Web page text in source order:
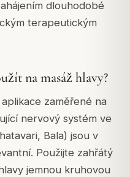
dlouhodobé
terapeutickým
na masáž hlavy?
zaměřené na
nervový systém ve
Bala) jsou v
Použijte zahřátý
jemnou kruhovou